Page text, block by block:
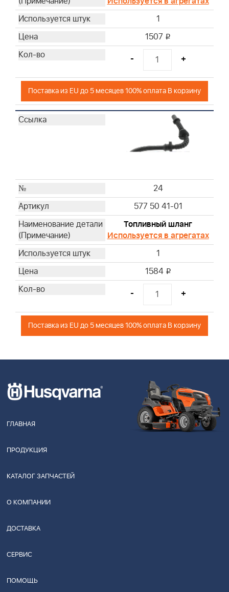
1
1507 i
- +
Поставка из EU до 5 месяцев 100% оплата В корзину
24
577 50 41-01
Топливный шланг
Используется в агрегатах
1
1584 i
- +
Поставка из EU до 5 месяцев 100% оплата В корзину
ГЛАВНАЯ
ПРОДУКЦИЯ
КАТАЛОГ ЗАПЧАСТЕЙ
О КОМПАНИИ
ДОСТАВКА
СЕРВИС
ПОМОЩЬ